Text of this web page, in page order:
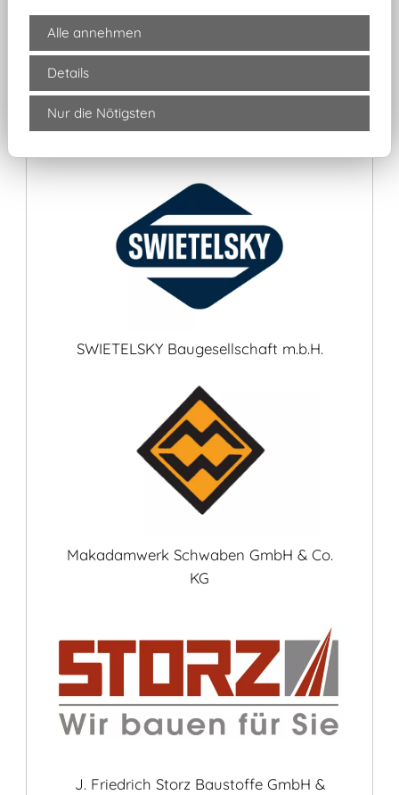
SWIETELSKY Baugesellschaft m.b.H.
Makadamwerk Schwaben GmbH & Co.
KG
J. Friedrich Storz Baustoffe GmbH &
Alle annehmen
Details
Nur die Nötigsten